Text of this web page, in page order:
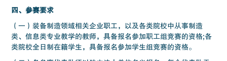
四、参赛要求
（一）装备制造领域相关企业职工，以及各类院校中从事制造
类、信息类专业教学的教师，具备报名参加职工组竞赛的资格;各
类院校全日制在籍学生，具备报名参加学生组竞赛的资格。